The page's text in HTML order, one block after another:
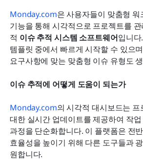
Monday.com은 사용자들이 맞춤형
기능을 통해 시각적으로 프로젝트를
적 이슈 추적 시스템 소프트웨어입니
템플릿 중에서 빠르게 시작할 수 있으
요구사항에 맞는 맞춤형 이슈 유형도
이슈 추적에 어떻게 도움이 되는가
Monday.com의 시각적 대시보드는
대한 실시간 업데이트를 제공하여 작
과정을 단순화합니다. 이 플랫폼은 전
효율성을 높이기 위해 다른 도구들과
원합니다.